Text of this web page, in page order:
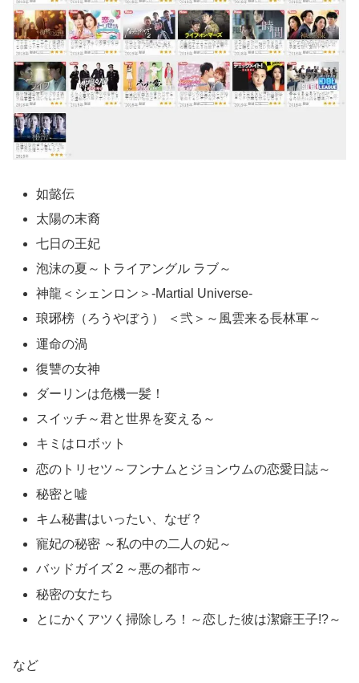
如懿伝
太陽の末裔
七日の王妃
泡沫の夏～トライアングル ラブ～
神龍＜シェンロン＞-Martial Universe-
琅琊榜（ろうやぼう） ＜弐＞～風雲来る長林軍～
運命の渦
復讐の女神
ダーリンは危機一髪！
スイッチ～君と世界を変える～
キミはロボット
恋のトリセツ～フンナムとジョンウムの恋愛日誌～
秘密と嘘
キム秘書はいったい、なぜ？
寵妃の秘密 ～私の中の二人の妃～
バッドガイズ２～悪の都市～
秘密の女たち
とにかくアツく掃除しろ！～恋した彼は潔癖王子!?～
など